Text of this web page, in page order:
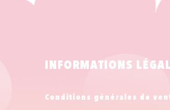
INFORMATIONS
Conditions générales de